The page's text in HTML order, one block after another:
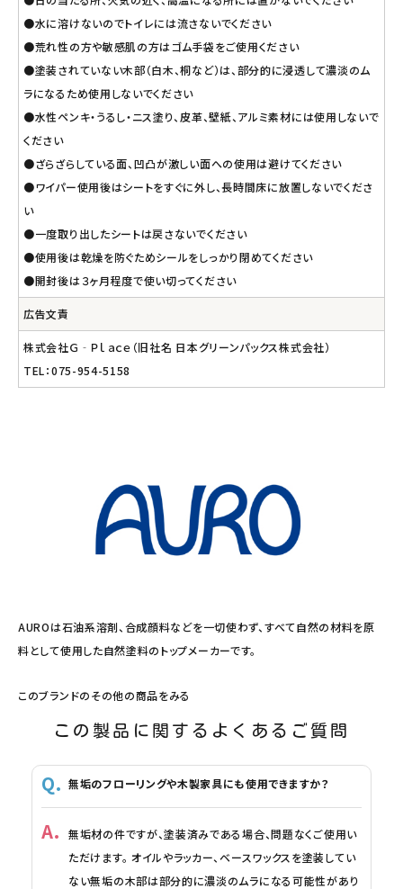
●水に溶けないのでトイレには流さないでください
●荒れ性の方や敏感肌の方はゴム手袋をご使用ください
●塗装されていない木部（白木、桐など）は、部分的に浸透して濃淡のム
ラになるため使用しないでください
●水性ペンキ・うるし・ニス塗り、皮革、壁紙、アルミ素材には使用しないで
ください
●ざらざらしている面、凹凸が激しい面への使用は避けてください
●ワイパー使用後はシートをすぐに外し、長時間床に放置しないでくださ
い
●一度取り出したシートは戻さないでください
●使用後は乾燥を防ぐためシールをしっかり閉めてください
●開封後は３ヶ月程度で使い切ってください
広告文責
株式会社Ｇ‐Ｐｌａｃｅ（旧社名 日本グリーンパックス株式会社）
TEL：075-954-5158
AUROは石油系溶剤、合成顔料などを一切使わず、すべて自然の材料を原
料として使用した自然塗料のトップメーカーです。
このブランドのその他の商品をみる
この製品に関するよくあるご質問
無垢のフローリングや木製家具にも使用できますか？
無垢材の件ですが、塗装済みである場合、問題なくご使用い
ただけます。 オイルやラッカー、ベースワックスを塗装してい
ない無垢の木部は部分的に濃淡のムラになる可能性があり